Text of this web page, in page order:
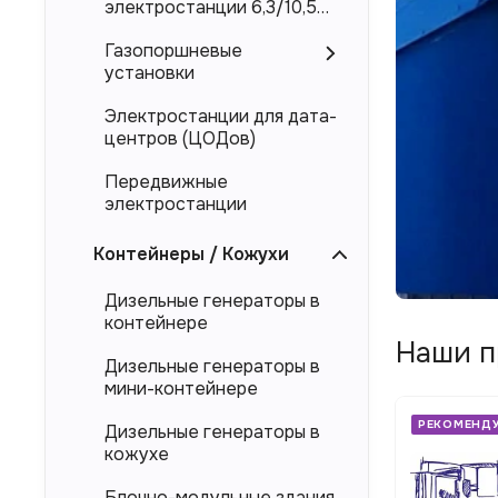
электростанции 6,3/10,5
Газопоршневые
установки
Электростанции для дата-
центров (ЦОДов)
Передвижные
электростанции
Контейнеры / Кожухи
Дизельные генераторы в
контейнере
Дизельные генераторы в
мини-контейнере
Дизельные генераторы в
кожухе
и
Наши